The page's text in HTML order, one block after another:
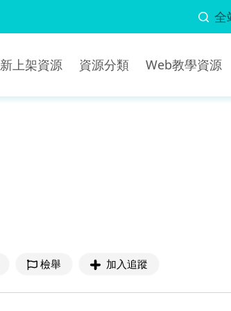
全
新上架資源 資源分類 Web教學資源
檢舉 加入追蹤